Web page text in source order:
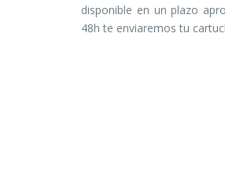
disponible en un plazo
48h te enviaremos tu